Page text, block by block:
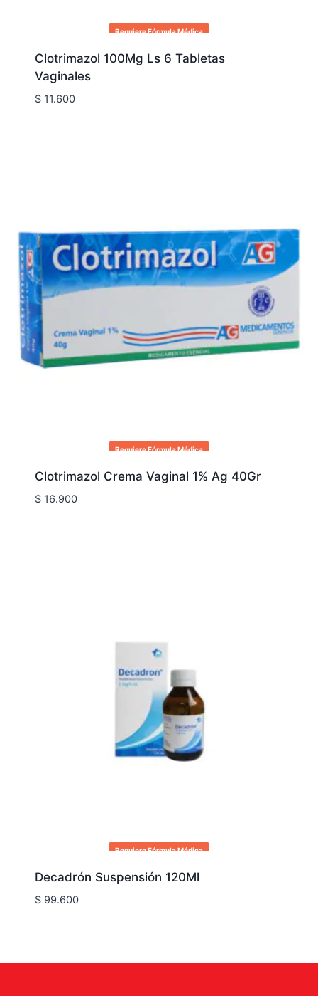
Requiere Fórmula Médica
Clotrimazol 100Mg Ls 6 Tabletas
Vaginales
$11.600
Requiere Fórmula Médica
Clotrimazol Crema Vaginal 1% Ag 40Gr
$16.900
Requiere Fórmula Médica
Decadrón Suspensión 120Ml
$99.600